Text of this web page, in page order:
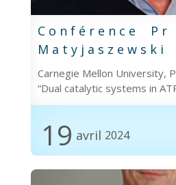
Conférence
Matyjaszewski
Carnegie Mellon University,
“Dual catalytic systems in
19 avril 2024